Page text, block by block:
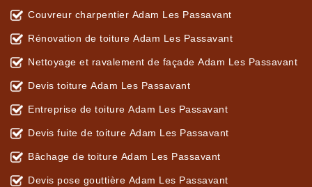
Couvreur charpentier Adam Les Passavant
Rénovation de toiture Adam Les Passavant
Nettoyage et ravalement de façade Adam Les Passavant
Devis toiture Adam Les Passavant
Entreprise de toiture Adam Les Passavant
Devis fuite de toiture Adam Les Passavant
Bâchage de toiture Adam Les Passavant
Devis pose gouttière Adam Les Passavant